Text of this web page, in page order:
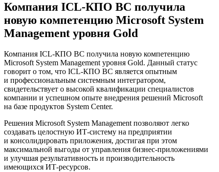
Компания ICL-КПО ВС получила
новую компетенцию Microsoft System
Management уровня Gold
Компания ICL-КПО ВС получила новую компетенцию
Microsoft System Management уровня Gold. Данный статус
говорит о том, что ICL-КПО ВС является опытным
и профессиональным системным интегратором,
свидетельствует о высокой квалификации специалистов
компании и успешном опыте внедрения решений Microsoft
на базе продуктов System Center.
Решения Microsoft System Management позволяют легко
создавать целостную ИТ-систему на предприятии
и консолидировать приложения, достигая при этом
максимальной выгоды от управления бизнес-приложениями
и улучшая результативность и производительность
имеющихся ИТ-ресурсов.